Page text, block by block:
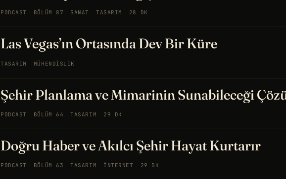
PODCAST BÖLÜM 87 SANAT TASARIM 28 DK
Las Vegas’ın Ortasında Dev Bir Küre
TASARIM MÜHENDISLIK
Şehir Planlama ve Mimarinin Sunabileceği
PODCAST BÖLÜM 64 TASARIM 29 DK
Doğru Haber ve Akılcı Şehir Hayat Kurtarır
PODCAST BÖLÜM 63 TASARIM İNTERNET 29 DK